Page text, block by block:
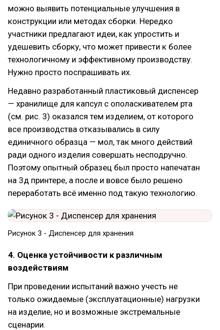
можно выявить потенциальные улучшения в
конструкции или методах сборки. Нередко
участники предлагают идеи, как упростить и
удешевить сборку, что может привести к более
технологичному и эффективному производству.
Нужно просто поспрашивать их.
Недавно разработанный пластиковый диспенсер
— хранилище для капсул с ополаскивателем рта
(см. рис. 3) оказался тем изделием, от которого
все производства отказывались в силу
единичного образца — мол, так много действий
ради одного изделия совершать несподручно.
Поэтому опытный образец был просто напечатан
на 3д принтере, а после и вовсе было решено
переработать всё именно под такую технологию.
Рисунок 3 - Диспенсер для хранения
4. Оценка устойчивости к различным
воздействиям
При проведении испытаний важно учесть не
только ожидаемые (эксплуатационные) нагрузки
на изделие, но и возможные экстремальные
сценарии.